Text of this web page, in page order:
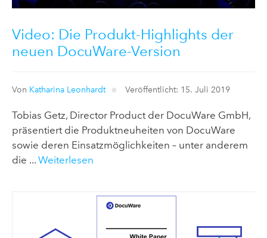
Video: Die Produkt-Highlights der
neuen DocuWare-Version
Von Katharina Leonhardt Veröffentlicht: 15. Juli 2019
Tobias Getz, Director Product der DocuWare GmbH,
präsentiert die Produktneuheiten von DocuWare
sowie deren Einsatzmöglichkeiten – unter anderem
die ... Weiterlesen